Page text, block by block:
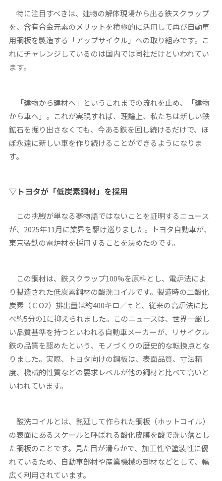
特に注目すべきは、建物の解体現場から出る鉄スクラップ
を、含有合金元素のメリットを積極的に活用して再び自動車
用鋼板を製造する「アップサイクル」への取り組みです。こ
れにチャレンジしているのは国内では同社だけといわれてい
ます。
「建物から建材へ」というこれまでの流れを止め、「建物
から車へ」。これが実現すれば、理論上、私たちは新しい鉄
鉱石を掘り出さなくても、今ある鉄を回し続けるだけで、ほ
ぼ永遠に新しい車を作り続けることができるようになりま
す。
▽トヨタが「低炭素鋼材」を採用
この挑戦が単なる夢物語ではないことを証明するニュース
が、2025年11月に業界を駆け巡りました。トヨタ自動車が、
東京製鉄の電炉材を採用することを決めたのです。
この鋼材は、鉄スクラップ100%を原料とし、電炉法によ
り製造された低炭素鋼材の酸洗コイルです。製造時の二酸化
炭素（ＣO2）排出量は約400キロ／ｔと、従来の高炉法に比
べ約5分の1に抑えられました。このニュースは、世界一厳し
い品質基準を持つといわれる自動車メーカーが、リサイクル
鉄の品質を認めたという、モノづくりの歴史的な転換点とな
りました。実際、トヨタ向けの鋼板は、表面品質、寸法精
度、機械的性質などの要求レベルが他の鋼材と比べて高いと
いわれています。
酸洗コイルとは、熱延して作られた鋼板（ホットコイル）
の表面にあるスケールと呼ばれる酸化皮膜を酸で洗い落とし
た鋼板のことです。見た目が滑らかで、加工性や塗装性に優
れているため、自動車部材や産業機械の部材などとして、幅
広く利用されています。